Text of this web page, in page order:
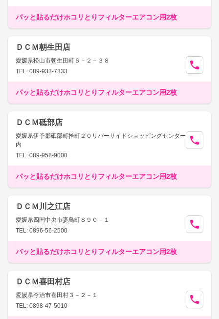
パッと貼るだけホコリとりフィルターエアコン用2枚
ＤＣＭ朝生田店
愛媛県松山市朝生田町６－２－３８
TEL: 089-933-7333
パッと貼るだけホコリとりフィルターエアコン用2枚
ＤＣＭ砥部店
愛媛県伊予郡砥部町拾町２０リバーサイドショッピングセンター
内
TEL: 089-958-9000
パッと貼るだけホコリとりフィルターエアコン用2枚
ＤＣＭ川之江店
愛媛県四国中央市妻鳥町８９０－１
TEL: 0896-56-2500
パッと貼るだけホコリとりフィルターエアコン用2枚
ＤＣＭ喜田村店
愛媛県今治市喜田村３－２－１
TEL: 0898-47-5010